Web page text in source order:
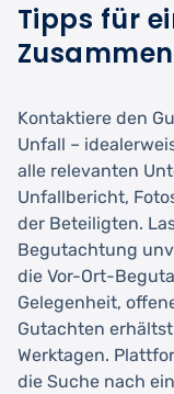
Tipps für
Kontaktiere den
Unfall –
alle relevanten
Unfallbericht,
der Beteiligten.
Begutachtung
die Vor-Ort-
Gelegenheit,
Gutachten
Werktagen.
die Suche nach